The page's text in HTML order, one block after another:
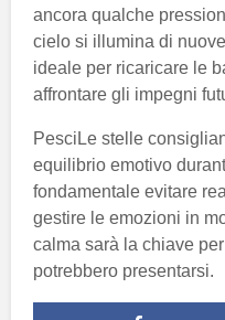
ancora qualche
cielo si illumina di
ideale per ricaricare le
affrontare gli impegni
PesciLe stelle
equilibrio emotivo
fondamentale evitare
gestire le emozioni in
calma sarà la chiave
potrebbero presentarsi.